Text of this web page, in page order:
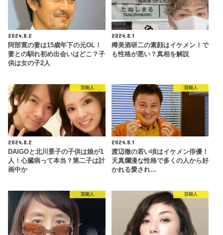
2024.8.2
阿部寛の妻は15歳年下の元OL！
妻との馴れ初め出会いはどこ？子
供は女の子2人
2024.8.1
樽美酒研二の素顔はイケメン！で
も性格が悪い？真相を解説
芸能人
2024.8.2
DAIGOと北川景子の子供は娘が1
人！心臓病って本当？第二子は計
画中か
芸能人
2024.8.1
渡辺徹の若い頃はイケメン俳優！
天真爛漫な性格で多くの人から好
かれる愛され…
芸能人 芸能人